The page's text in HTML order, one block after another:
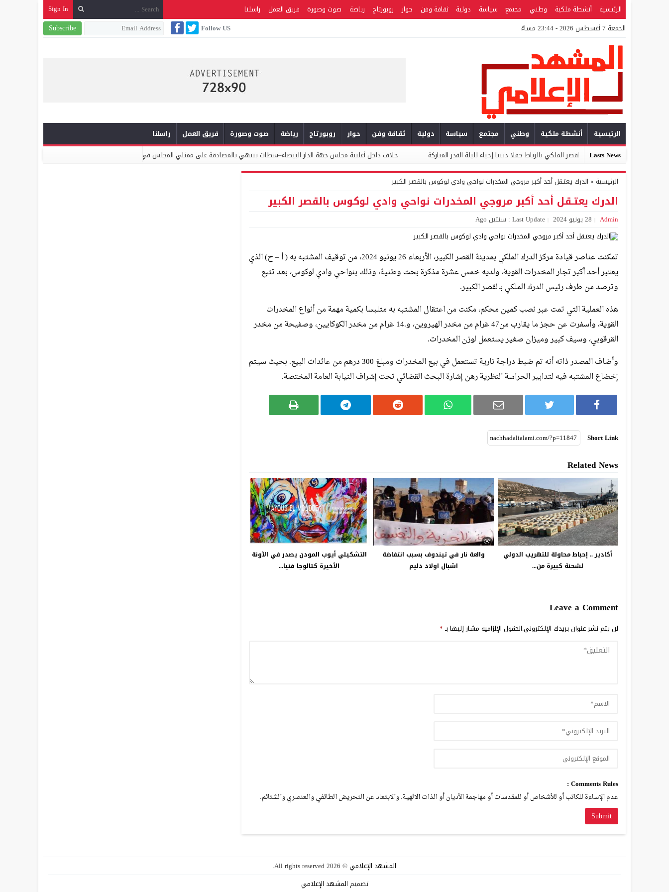
الرئيسية أنشطة ملكية وطني مجتمع سياسة دولية ثقافة وفن حوار روبورتاج رياضة صوت وصورة فريق العمل راسلنا
Sign In
الجمعة 7 أغسطس 2026 - 23:44 مساءً
Subscribe Follow US
الرئيسية أنشطة ملكية وطني مجتمع سياسة دولية ثقافة وفن حوار روبورتاج رياضة صوت وصورة فريق العمل
راسلنا
Lasts News
أمير المؤمنين يترأس بالقصر الملكي بالرباط حفلا دينيا إحياء لليلة القدر المباركة خلاف داخل أغلبية مجلس جهة الدار البيضاء–سطات ينتهي بالمصادقة على ممثلي المجلس في مجموعة “التعاضد” الجلسة ونتائج التصويت عكست تصدعات
الرئيسية » الدرك يعتـقل أحد أكبر مروجي المخدرات نواحي وادي لوكوس بالقصر الكبير
الدرك يعتـقل أحد أكبر مروجي المخدرات نواحي وادي لوكوس بالقصر الكبير
Admin 28 يونيو 2024 Last Update : سنتين Ago
تمكنت عناصر قيادة مركز الدرك الملكي بمدينة القصر الكبير، الأربعاء 26 يونيو 2024، من توقيف المشتبه به ( أ – ح) الذي
يعتبر أحد أكبر تجار المخدرات القوية، ولديه خمس عشرة مذكرة بحت وطنية، وذلك بنواحي وادي لوكوس، بعد تتبع
وترصد من طرف رئيس الدرك الملكي بالقصر الكبير.
هذه العملية التي تمت عبر نصب كمين محكم، مكنت من اعتقال المشتبه به متلبسا بكمية مهمة من أنواع المخدرات
القوية، وأسفرت عن حجز ما يقارب من47 غرام من مخدر الهيروين، و.14 غرام من مخدر الكوكايين، وصفيحة من مخدر
القرقوبي، وسيف كبير وميزان صغير يستعمل لوزن المخدرات.
وأضاف المصدر ذاته أنه تم ضبط دراجة نارية تستعمل في بيع المخدرات ومبلغ 300 درهم من عائدات البيع. بحيث سيتم
إخضاع المشتبه فيه لتدابير الحراسة النظرية رهن إشارة البحث القضائي تحت إشراف النيابة العامة المختصة.
Short Link
Related News
أكادير .. إحباط محاولة للتهريب الدولي
لشحنة كبيرة من...
والعة نار في تيندوف بسبب انتفاضة
اشبال اولاد دليم
التشكيلي أيوب المودن يصدر في الآونة
الأخيرة كتالوجا فنيا...
Leave a Comment
لن يتم نشر عنوان بريدك الإلكتروني.الحقول الإلزامية مشار إليها بـ*
Comments Rules :
عدم الإساءة للكاتب أو للأشخاص أو للمقدسات أو مهاجمة الأديان أو الذات الالهية. والابتعاد عن التحريض الطائفي والعنصري والشتائم.
المشهد الإعلامي© 2026 All rights reserved.
تصميم المشهد الإعلامي